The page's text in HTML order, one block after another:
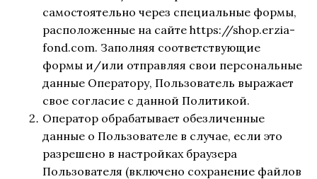
самостоятельно через специальные формы,
расположенные на сайте https://shop.erzia-
fond.com. Заполняя соответствующие
формы и/или отправляя свои персональные
данные Оператору, Пользователь выражает
свое согласие с данной Политикой.
Оператор обрабатывает обезличенные
данные о Пользователе в случае, если это
разрешено в настройках браузера
Пользователя (включено сохранение файлов